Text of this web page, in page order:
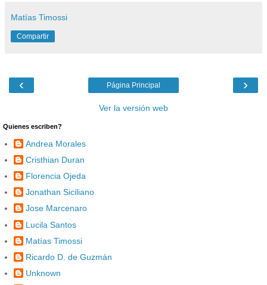
Matías Timossi
Compartir
‹ ›
Página Principal
Ver la versión web
Quienes escriben?
Andrea Morales
Cristhian Duran
Florencia Ojeda
Jonathan Siciliano
Jose Marcenaro
Lucila Santos
Matías Timossi
Ricardo D. de Guzmán
Unknown